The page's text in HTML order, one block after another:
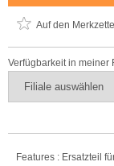
Auf den
Verfügbarkeit in meiner
Features : Ersatzteil